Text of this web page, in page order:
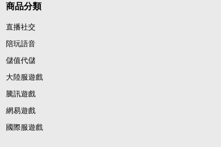
商品分類
直播社交
陪玩語音
儲值代儲
大陸服遊戲
騰訊遊戲
網易遊戲
國際服遊戲